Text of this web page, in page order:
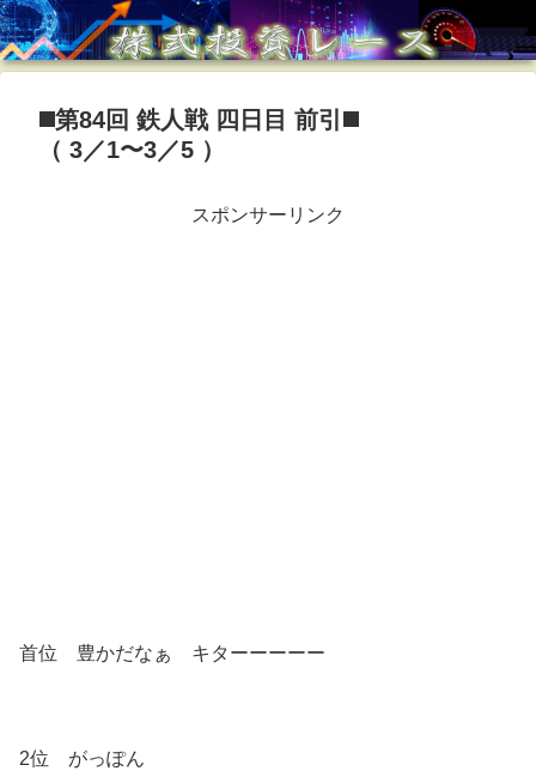
◼️第84回 鉄人戦 四日目 前引◼️
（ 3／1〜3／5 ）
スポンサーリンク
首位 豊かだなぁ キターーーーー
2位 がっぽん